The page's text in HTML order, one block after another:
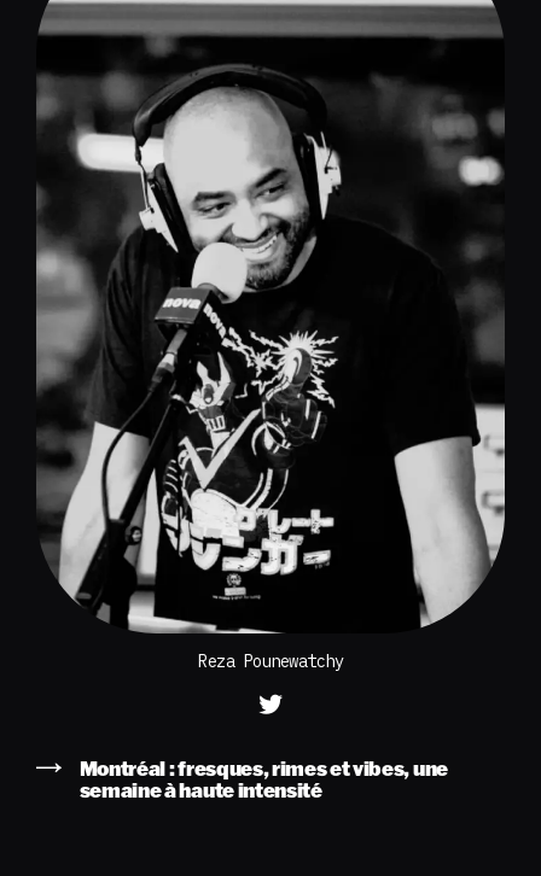
Reza Pounewatchy
Montréal : fresques, rimes et vibes, une
semaine à haute intensité